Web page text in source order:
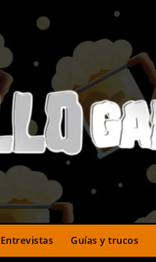
Entrevistas Guías y trucos